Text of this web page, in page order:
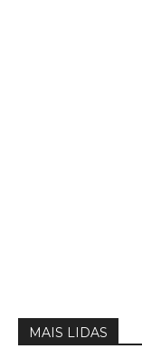
MAIS LIDAS